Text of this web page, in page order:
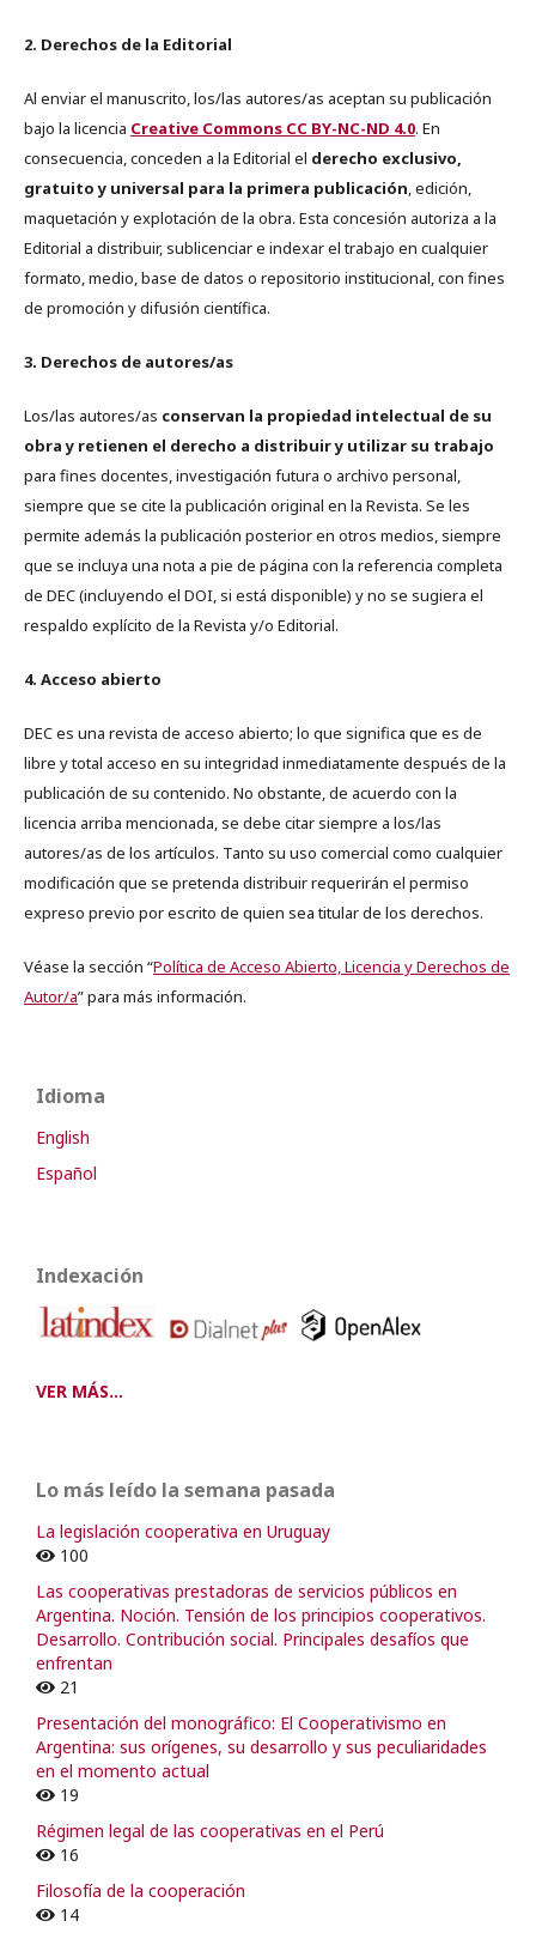
2. Derechos de la Editorial
Al enviar el manuscrito, los/las autores/as aceptan su publicación
bajo la licencia Creative Commons CC BY-NC-ND 4.0. En
consecuencia, conceden a la Editorial el derecho exclusivo,
gratuito y universal para la primera publicación, edición,
maquetación y explotación de la obra. Esta concesión autoriza a la
Editorial a distribuir, sublicenciar e indexar el trabajo en cualquier
formato, medio, base de datos o repositorio institucional, con fines
de promoción y difusión científica.
3. Derechos de autores/as
Los/las autores/as conservan la propiedad intelectual de su
obra y retienen el derecho a distribuir y utilizar su trabajo
para fines docentes, investigación futura o archivo personal,
siempre que se cite la publicación original en la Revista. Se les
permite además la publicación posterior en otros medios, siempre
que se incluya una nota a pie de página con la referencia completa
de DEC (incluyendo el DOI, si está disponible) y no se sugiera el
respaldo explícito de la Revista y/o Editorial.
4. Acceso abierto
DEC es una revista de acceso abierto; lo que significa que es de
libre y total acceso en su integridad inmediatamente después de la
publicación de su contenido. No obstante, de acuerdo con la
licencia arriba mencionada, se debe citar siempre a los/las
autores/as de los artículos. Tanto su uso comercial como cualquier
modificación que se pretenda distribuir requerirán el permiso
expreso previo por escrito de quien sea titular de los derechos.
Véase la sección “Política de Acceso Abierto, Licencia y Derechos de
Autor/a” para más información.
Idioma
English
Español
Indexación
VER MÁS...
Lo más leído la semana pasada
La legislación cooperativa en Uruguay
100
Las cooperativas prestadoras de servicios públicos en
Argentina. Noción. Tensión de los principios cooperativos.
Desarrollo. Contribución social. Principales desafíos que
enfrentan
21
Presentación del monográfico: El Cooperativismo en
Argentina: sus orígenes, su desarrollo y sus peculiaridades
en el momento actual
19
Régimen legal de las cooperativas en el Perú
16
Filosofía de la cooperación
14